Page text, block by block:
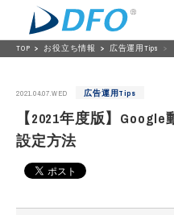
TOP お役立ち情報 広告運用Tips
2021.04.07.WED 広告運用Tips
【2021年度版】
設定方法